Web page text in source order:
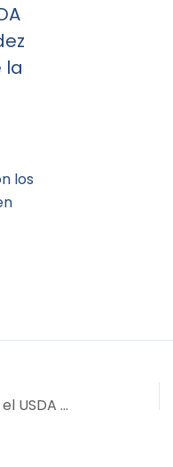
la
los
«No hay margen de error»: el USDA sorprendió y la soja subió casi US$ 30 en Chicago